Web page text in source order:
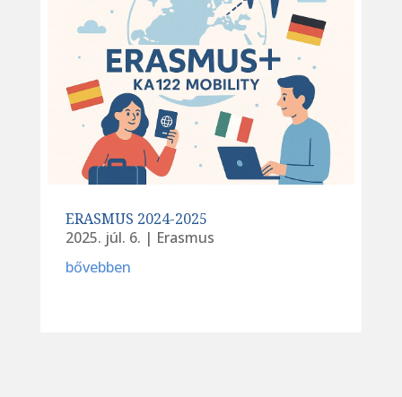
ERASMUS 2024-2025
2025. júl. 6. | Erasmus
bővebben